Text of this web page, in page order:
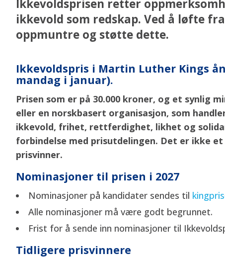
Ikkevoldsprisen retter
ikkevold som redskap. Ved å løfte
oppmuntre og støtte dette.
Ikkevoldspris i Martin Luther Kings
mandag i januar).
Prisen som er på 30.000 kroner, og et synlig
eller en norskbasert organisasjon, som
ikkevold, frihet, rettferdighet, likhet og
forbindelse med prisutdelingen. Det er ikke
prisvinner.
Nominasjoner til prisen i 2027
Nominasjoner på kandidater sendes til
Alle nominasjoner må være godt begrunnet.
Frist for å sende inn nominasjoner til
Tidligere prisvinnere